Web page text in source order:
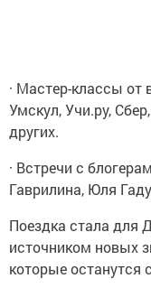
· Мастер-классы от
Умскул, Учи.ру,
других.
· Встречи с
Гаврилина, Юля
Поездка стала для
источником новых
которые останутся